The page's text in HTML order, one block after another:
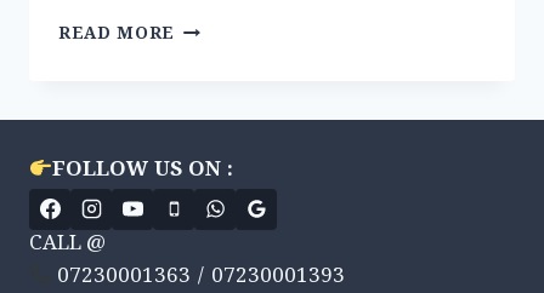
READ MORE योग्यता
आप
की
भूमिका
FOLLOW US ON :
CALL @
07230001363 / 07230001393